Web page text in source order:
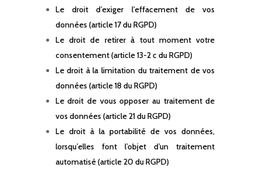
Le droit d’exiger l’effacement de vos
données (article 17 du RGPD)
Le droit de retirer à tout moment votre
consentement (article 13-2 c du RGPD)
Le droit à la limitation du traitement de vos
données (article 18 du RGPD)
Le droit de vous opposer au traitement de
vos données (article 21 du RGPD)
Le droit à la portabilité de vos données,
lorsqu’elles font l’objet d’un traitement
automatisé (article 20 du RGPD)